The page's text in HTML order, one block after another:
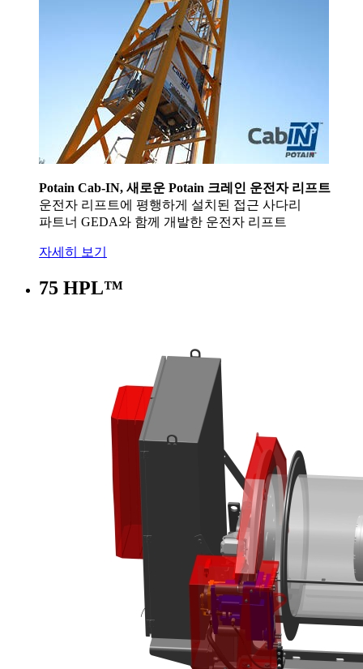
Potain Cab-IN, 새로운 Potain 크레인 운전자 리프트
운전자 리프트에 평행하게 설치된 접근 사다리
파트너 GEDA와 함께 개발한 운전자 리프트
자세히 보기
75 HPL™